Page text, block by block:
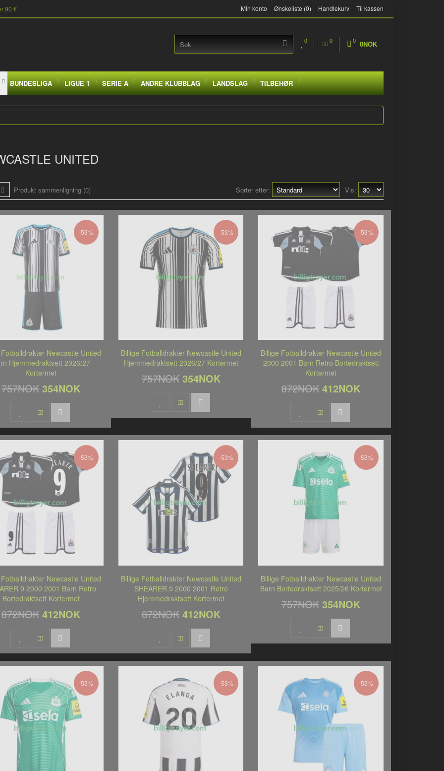
90 € Min konto Ønskeliste (0) Handlekurv Til kassen
0 0 0 0NOK
BUNDESLIGA LIGUE 1 SERIE A ANDRE KLUBBLAG LANDSLAG TILBEHØR
UNITED
Vis:
Sorter etter:
Produkt sammenligning (0)
-53%
Newcastle United
Hjemmedraktsett 2026/27
Kortermet
757NOK 354NOK
-53%
Billige Fotballdrakter Newcastle United
Hjemmedraktsett 2026/27 Kortermet
757NOK 354NOK
-53%
Billige Fotballdrakter Newcastle United
2000 2001 Barn Retro Bortedraktsett
Kortermet
872NOK 412NOK
-53%
Newcastle United
9 2000 2001 Barn Retro
Bortedraktsett Kortermet
872NOK 412NOK
-53%
Billige Fotballdrakter Newcastle United
SHEARER 9 2000 2001 Retro
Hjemmedraktsett Kortermet
872NOK 412NOK
-53%
Billige Fotballdrakter Newcastle United
Barn Bortedraktsett 2025/26 Kortermet
757NOK 354NOK
-53% -53% -53%